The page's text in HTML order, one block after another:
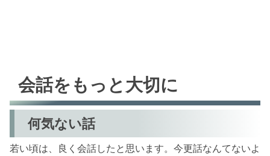
会話をもっと大切に
何気ない話
若い頃は、良く会話したと思います。今更話なんてないよ